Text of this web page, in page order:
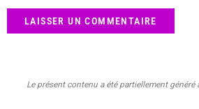
Le présent contenu a été partiellement généré